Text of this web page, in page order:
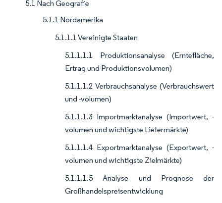
5.1 Nach Geografie
5.1.1 Nordamerika
5.1.1.1 Vereinigte Staaten
5.1.1.1.1 Produktionsanalyse (Erntefläche,
Ertrag und Produktionsvolumen)
5.1.1.1.2 Verbrauchsanalyse (Verbrauchswert
und -volumen)
5.1.1.1.3 Importmarktanalyse (Importwert, -
volumen und wichtigste Liefermärkte)
5.1.1.1.4 Exportmarktanalyse (Exportwert, -
volumen und wichtigste Zielmärkte)
5.1.1.1.5 Analyse und Prognose der
Großhandelspreisentwicklung